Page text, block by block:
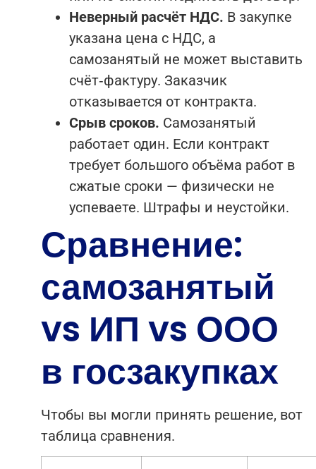
Неверный расчёт НДС. В закупке
указана цена с НДС, а
самозанятый не может выставить
счёт‑фактуру. Заказчик
отказывается от контракта.
Срыв сроков. Самозанятый
работает один. Если контракт
требует большого объёма работ в
сжатые сроки — физически не
успеваете. Штрафы и неустойки.
Сравнение:
самозанятый
vs ИП vs ООО
в госзакупках
Чтобы вы могли принять решение, вот
таблица сравнения.